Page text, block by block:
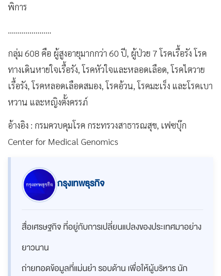
พิการ
......................
กลุ่ม 608 คือ ผู้สูงอายุมากกว่า 60 ปี, ผู้ป่วย 7 โรคเรื้อรัง โรค
ทางเดินหายใจเรื้อรัง, โรคหัวใจและหลอดเลือด, โรคไตวาย
เรื้อรัง, โรคหลอดเลือดสมอง, โรคอ้วน, โรคมะเร็ง และโรคเบา
หวาน และหญิงตั้งครรภ์
อ้างอิง : กรมควบคุมโรค กระทรวงสาธารณสุข, เฟซบุ๊ก
Center for Medical Genomics
กรุงเทพธุรกิจ
สื่อเศรษฐกิจ ที่อยู่กับการเปลี่ยนแปลงของประเทศมาอย่าง
ยาวนาน
ถ่ายทอดข้อมูลที่แม่นยำ รอบด้าน เพื่อให้ผู้บริหาร นัก